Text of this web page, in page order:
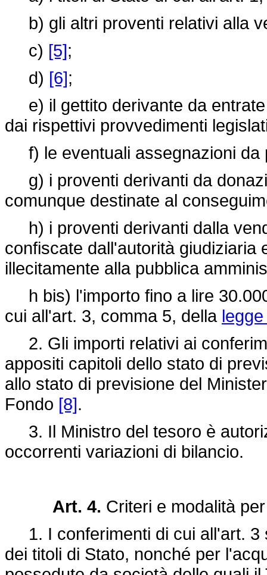
b) gli altri proventi relativi alla
c) [5];
d) [6];
e) il gettito derivante da entrate
dai rispettivi provvedimenti
f) le eventuali assegnazioni da
g) i proventi derivanti da
comunque destinate al
h) i proventi derivanti dalla
confiscate dall'autorità giudiziaria
illecitamente alla pubblica
h bis) l'importo fino a lire
cui all'art. 3, comma 5, della
2. Gli importi relativi ai
appositi capitoli dello stato di
allo stato di previsione del
Fondo [8].
3. Il Ministro del tesoro è
occorrenti variazioni di bilancio.
Art. 4. Criteri e modalità
1. I conferimenti di cui all'art. 3
dei titoli di Stato, nonché per